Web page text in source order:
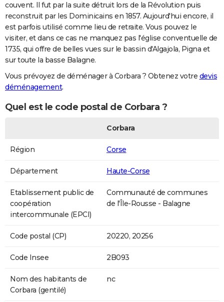
couvent. Il fut par la suite détruit lors de la Révolution puis
reconstruit par les Dominicains en 1857. Aujourd'hui encore, il
est parfois utilisé comme lieu de retraite. Vous pouvez le
visiter, et dans ce cas ne manquez pas l'église conventuelle de
1735, qui offre de belles vues sur le bassin d'Algajola, Pigna et
sur toute la basse Balagne.
Vous prévoyez de déménager à Corbara ? Obtenez votre devis
déménagement.
Quel est le code postal de Corbara ?
Corbara
Région Corse
Département Haute-Corse
Etablissement public de
coopération
intercommunale (EPCI)
Communauté de communes
de l'Île-Rousse - Balagne
Code postal (CP) 20220, 20256
Code Insee 2B093
Nom des habitants de
Corbara (gentilé)
nc